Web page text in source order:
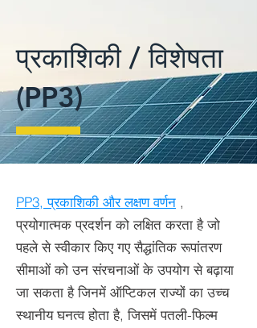
प्रकाशिकी / विशेषता
(PP3)
PP3, प्रकाशिकी और लक्षण वर्णन ,
प्रयोगात्मक प्रदर्शन को लक्षित करता है जो
पहले से स्वीकार किए गए सैद्धांतिक रूपांतरण
सीमाओं को उन संरचनाओं के उपयोग से बढ़ाया
जा सकता है जिनमें ऑप्टिकल राज्यों का उच्च
स्थानीय घनत्व होता है, जिसमें पतली-फिल्म